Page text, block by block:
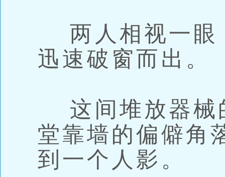
两人相视一眼
迅速破窗而出。
这间堆放器械
堂靠墙的偏僻角
到一个人影。